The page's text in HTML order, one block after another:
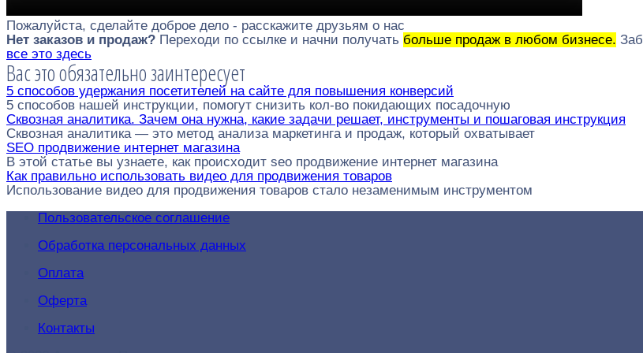
Пожалуйста, сделайте доброе дело - расскажите друзьям о нас
Нет заказов и продаж? Переходи по ссылке и начни получать больше продаж в любом бизнесе.
все это здесь
Вас это обязательно заинтересует
5 способов удержания посетителей на сайте для повышения конверсий
5 способов нашей инструкции, помогут снизить кол-во покидающих посадочную
Сквозная аналитика. Зачем она нужна, какие задачи решает, инструменты и пошаговая инструкция
Сквозная аналитика — это метод анализа маркетинга и продаж, который охватывает
SEO продвижение интернет магазина
В этой статье вы узнаете, как происходит seo продвижение интернет магазина
Как правильно использовать видео для продвижения товаров
Использование видео для продвижения товаров стало незаменимым инструментом
Пользовательское соглашение
Обработка персональных данных
Оплата
Оферта
Контакты